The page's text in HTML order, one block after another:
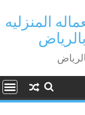
العماله المنزليه